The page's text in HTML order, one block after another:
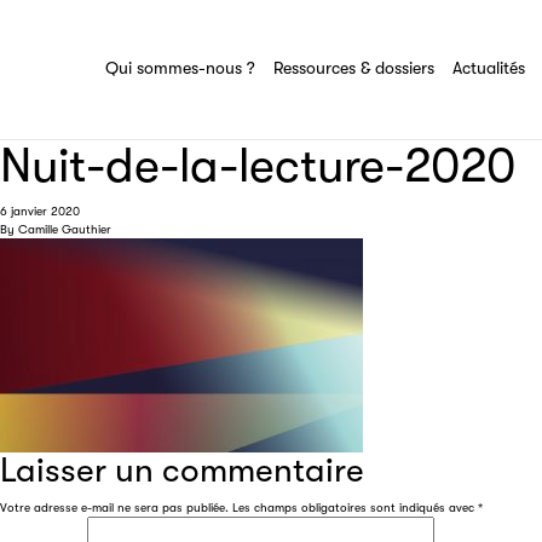
Qui sommes-nous ? Ressources & dossiers Actualités
d'expertise du groupe Sciences pour tous
Nuit-de-la-lecture-2020
6 janvier 2020
By Camille Gauthier
Laisser un commentaire
Votre adresse e-mail ne sera pas publiée. Les champs obligatoires sont indiqués avec *